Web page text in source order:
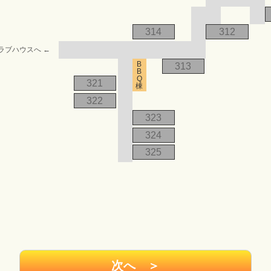
314
321
322
323
324
325
313
312
B
B
Q
棟
ブハウスへ ←